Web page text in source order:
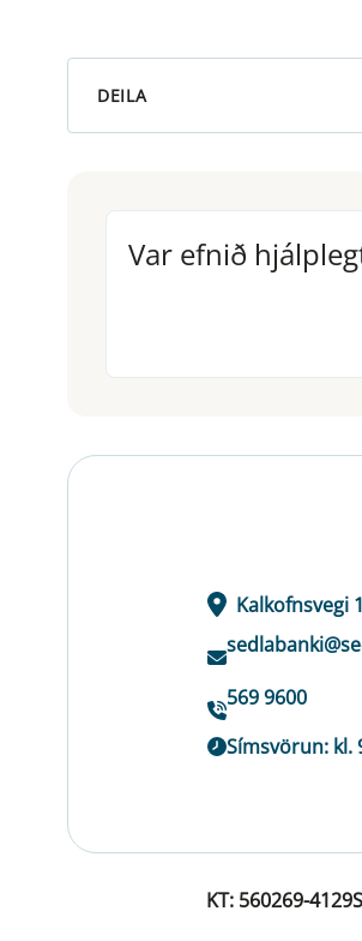
DEILA
Var efnið
Var efnið
Kalkofnsvegi
569 9600
Símsvörun: kl.
KT: 560269-4129